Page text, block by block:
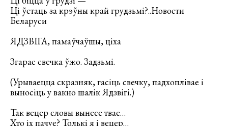
Ці ўстаць за крэўны край грудзьмі?..Новости
Беларуси
ЯДЗВІГА, памаўчаўшы, ціха
Згарае свечка ўжо. Задзьмі.
(Урываецца скразняк, гасіць свечку, падхоплівае і
выносіць у вакно шалік Ядзвігі.)
Так вецер словы вынесе твае…
Хто іх пачуе? Толькі я і вецер…